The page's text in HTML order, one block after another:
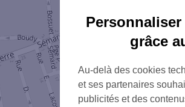
grâce
Au-delà des cookies
et ses partenaires
publicités et des